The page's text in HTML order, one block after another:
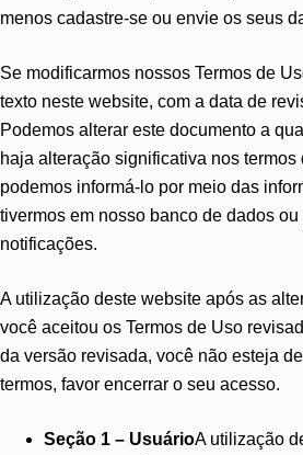
menos cadastre-se ou envie os seus
Se modificarmos nossos Termos de
texto neste website, com a data de
Podemos alterar este documento a
haja alteração significativa nos termos
podemos informá-lo por meio das
tivermos em nosso banco de dados
notificações.
A utilização deste website após as
você aceitou os Termos de Uso
da versão revisada, você não esteja
termos, favor encerrar o seu acesso.
Seção 1 – UsuárioA utilização